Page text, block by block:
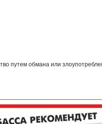
путем обмана или